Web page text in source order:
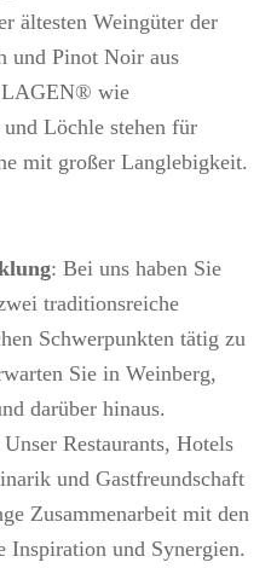
ältesten Weingüter der
und Pinot Noir aus
LAGEN® wie
Löchle stehen für
mit großer Langlebigkeit.
: Bei uns haben Sie
traditionsreiche
Schwerpunkten tätig zu
Sie in Weinberg,
darüber hinaus.
Unser Restaurants, Hotels
und Gastfreundschaft
Zusammenarbeit mit den
Inspiration und Synergien.